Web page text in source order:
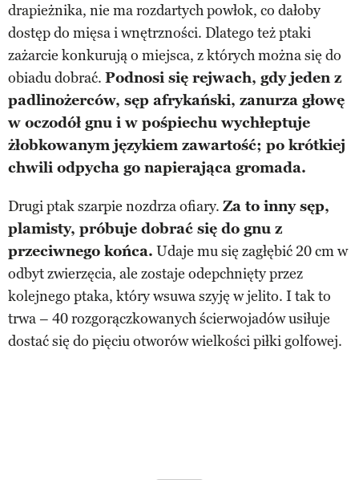
drapieżnika, nie ma rozdartych powłok, co dałoby
dostęp do mięsa i wnętrzności. Dlatego też ptaki
zażarcie konkurują o miejsca, z których można się do
obiadu dobrać. Podnosi się rejwach, gdy jeden z
padlinożerców, sęp afrykański, zanurza głowę
w oczodół gnu i w pośpiechu wychłeptuje
żłobkowanym językiem zawartość; po krótkiej
chwili odpycha go napierająca gromada.
Drugi ptak szarpie nozdrza ofiary. Za to inny sęp,
plamisty, próbuje dobrać się do gnu z
przeciwnego końca. Udaje mu się zagłębić 20 cm w
odbyt zwierzęcia, ale zostaje odepchnięty przez
kolejnego ptaka, który wsuwa szyję w jelito. I tak to
trwa – 40 rozgorączkowanych ścierwojadów usiłuje
dostać się do pięciu otworów wielkości piłki golfowej.